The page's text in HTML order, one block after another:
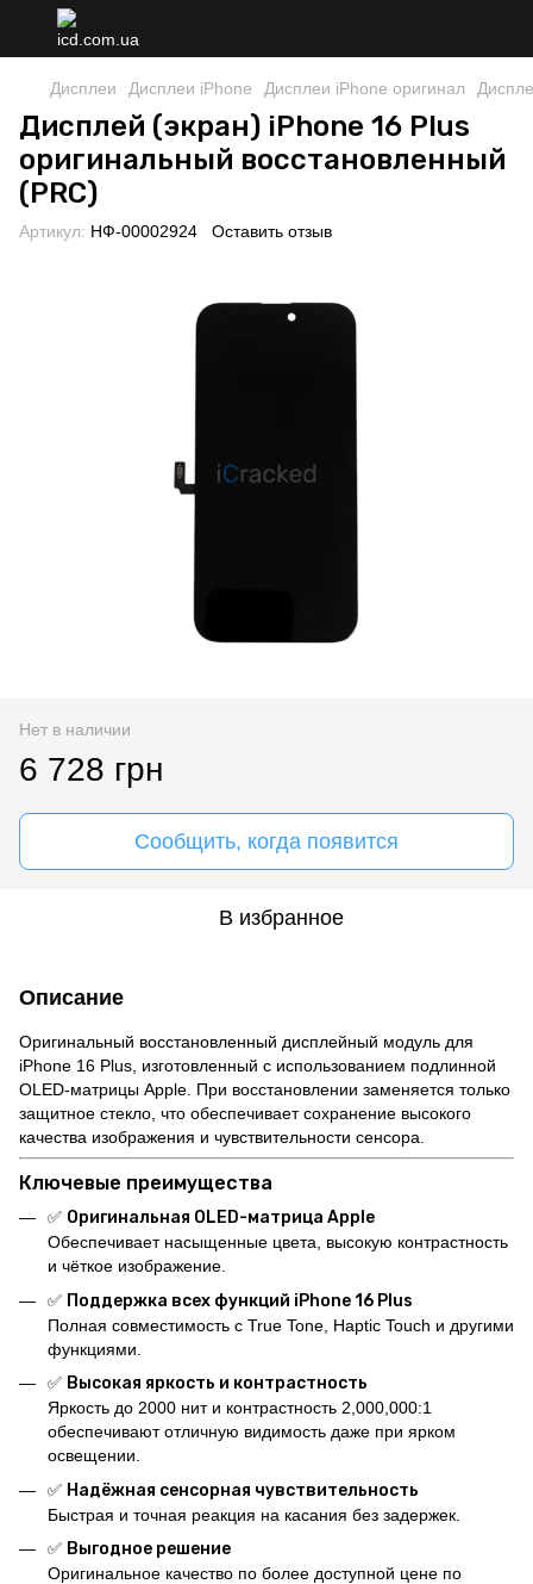
Дисплеи Дисплеи iPhone Дисплеи iPhone оригинал
Дисплей (экран) iPhone 16 Plus
оригинальный восстановленный
(PRC)
Артикул: НФ-00002924 Оставить отзыв
Нет в наличии
6 728 грн
Сообщить, когда появится
В избранное
Описание
Оригинальный восстановленный дисплейный модуль для
iPhone 16 Plus, изготовленный с использованием подлинной
OLED-матрицы Apple. При восстановлении заменяется только
защитное стекло, что обеспечивает сохранение высокого
качества изображения и чувствительности сенсора.
Ключевые преимущества
✅ Оригинальная OLED-матрица Apple
Обеспечивает насыщенные цвета, высокую контрастность
и чёткое изображение.
✅ Поддержка всех функций iPhone 16 Plus
Полная совместимость с True Tone, Haptic Touch и другими
функциями.
✅ Высокая яркость и контрастность
Яркость до 2000 нит и контрастность 2,000,000:1
обеспечивают отличную видимость даже при ярком
освещении.
✅ Надёжная сенсорная чувствительность
Быстрая и точная реакция на касания без задержек.
✅ Выгодное решение
Оригинальное качество по более доступной цене по